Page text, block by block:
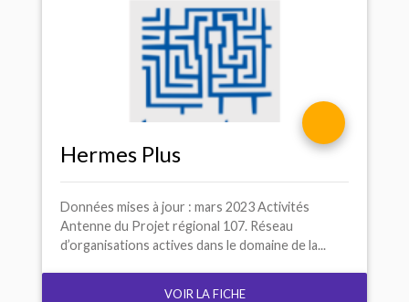
Hermes Plus
Données mises à jour : mars 2023 Activités
Antenne du Projet régional 107. Réseau
d’organisations actives dans le domaine de la...
VOIR LA FICHE